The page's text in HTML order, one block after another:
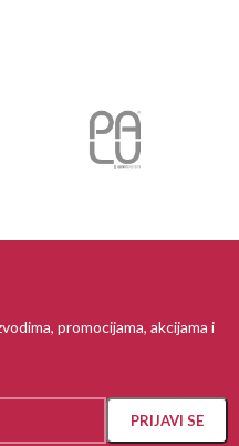
promocijama, akcijama i